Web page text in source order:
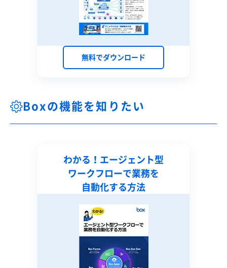
無料でダウンロード
Boxの機能を知りたい
わかる！エージェント型
ワークフローで業務を
自動化する方法